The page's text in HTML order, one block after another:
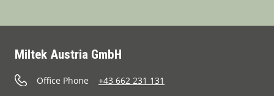
Miltek Austria GmbH
Office Phone
+43 662 231 131